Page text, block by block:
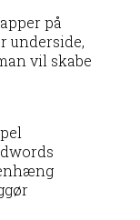
på
underside,
vil skabe